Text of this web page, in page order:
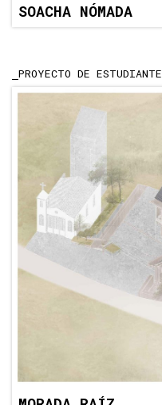
SOACHA NÓMADA
PROYECTO DE ESTUDIANTE